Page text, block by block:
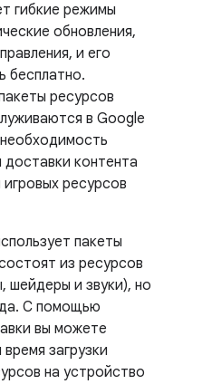
гибкие режимы
обновления,
и его
бесплатно.
ресурсов
в Google
доставки контента
ресурсов
пакеты
из ресурсов
шейдеры и звуки), но
С помощью
вы можете
загрузки
на устройство